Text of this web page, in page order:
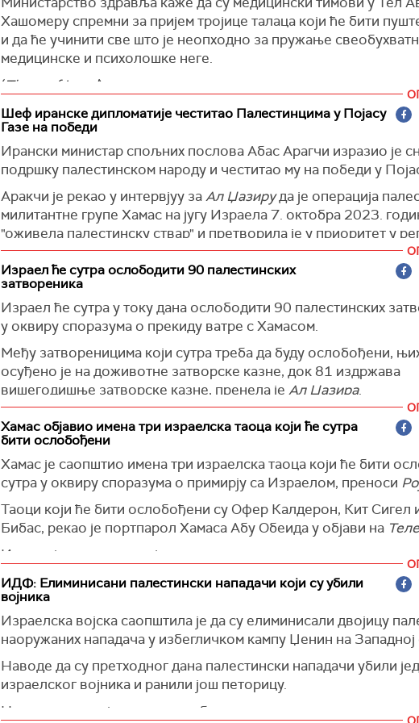
Хашомеру спремни за пријем тројице талаца који ће бити
и да ће учинити све што је неопходно за пружање
медицинске и психолошке неге.
(Times of Israel)
Шеф иранске дипломатије честитао Палестинцима у Појасу
Газе на победи
Ирански министар спољних послова Абас Арагчи изразио је
подршку палестинском народу и честитао му на победи у
Аракчи је рекао у интервјуу заАл Џазируда је операција
милитантне групе Хамас на југу Израела 7. октобра 2023.
"оживела палестинску ствар" и претворила је у приоритет у
глобално.
Потврдио је спремност Ирана да помогне Палестинцима у
пренела је иранска новинска агенција
Када је реч о Сирији, Арагчи је рекао да ће Иран подржати било
Истакао је да се Иран залаже за очување стабилности и
интегритета Сирије.
Израел ће сутра ослободити 90 палестинских
затвореника
Израел ће сутра у току дана ослободити 90 палестинских
у оквиру споразума о прекиду ватре с Хамасом.
Међу затвореницима који сутра треба да буду ослобођени,
осуђено је на доживотне затворске казне, док 81 издржава
вишегодишње затворске казне, пренела је Ал Џазира.
Хамас објавио имена три израелска таоца који ће сутра
бити ослобођени
Хамас је саопштио имена три израелска таоца који ће бити
сутра у оквиру споразума о примирју са Израелом, преноси
Таоци који ће бити ослобођени су Офер Калдерон, Кит Сигел
Бибас, рекао је портпарол Хамаса Абу Обеида у објави на
Израел је потврдио да је примио списак са именима три таоца,
(Танјуг)
ИДФ: Eлиминисани палестински нападачи који су убили
војника
Израелска војска саопштила је да су елиминисали двојицу
наоружаних нападача у избегличком кампу Џенин на Западној
Наводе да су претходног дана палестински нападачи убили
израелског војника и ранили још петорицу.
Наоружани пар је успео да побегне након инцидента.